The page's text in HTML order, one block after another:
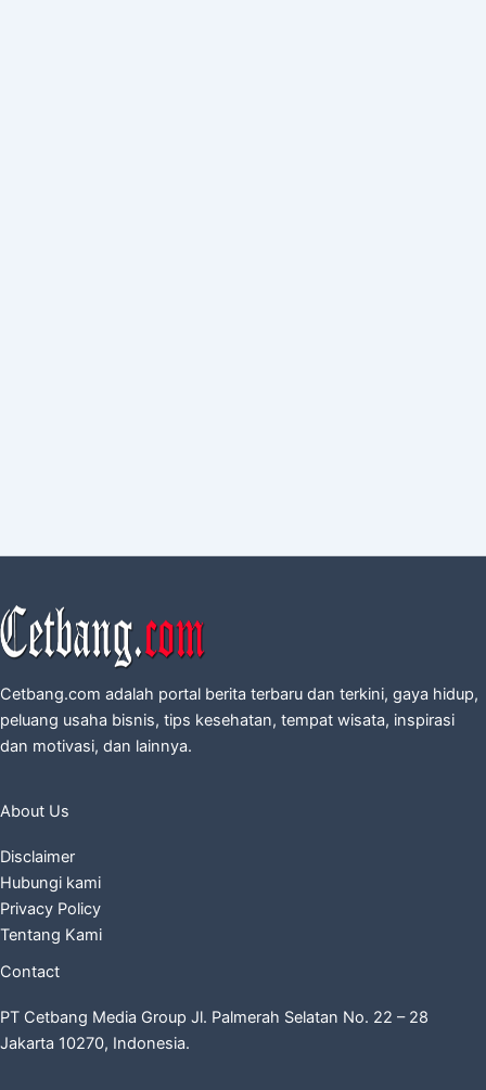
Cetbang.com adalah portal berita terbaru dan terkini, gaya hidup,
peluang usaha bisnis, tips kesehatan, tempat wisata, inspirasi
dan motivasi, dan lainnya.
About Us
Disclaimer
Hubungi kami
Privacy Policy
Tentang Kami
Contact
PT Cetbang Media Group Jl. Palmerah Selatan No. 22 – 28
Jakarta 10270, Indonesia.